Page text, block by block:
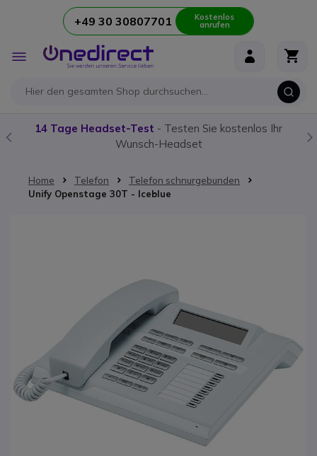
Zum Inhalt springen+49 30 30807701 Kostenlos
anrufen
Navigation
umschalten
14 Tage Headset-Test - Testen Sie kostenlos Ihr
Wunsch-Headset
Home Telefon
Telefon schnurgebunden
Unify Openstage 30T - Iceblue